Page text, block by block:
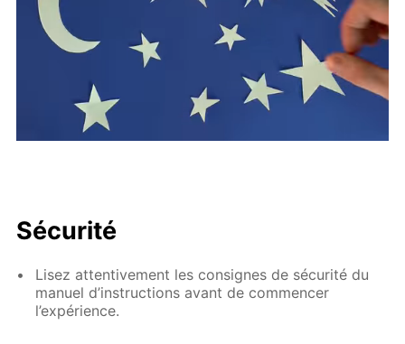
Sécurité
Lisez attentivement les consignes de sécurité du
manuel d’instructions avant de commencer
l’expérience.